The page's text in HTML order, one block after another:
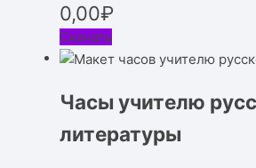
0,00₽
Скачать
Часы учителю
литературы